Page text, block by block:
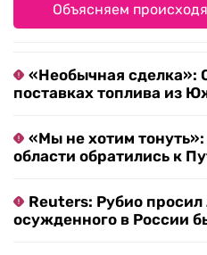
Объясняем
«Необычная сделка»:
поставках топлива из
«Мы не хотим
области обратились к
Reuters: Рубио
осужденного в России